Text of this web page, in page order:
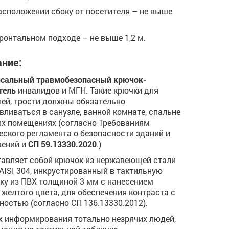
сбоку от посетителя – не выше
подходе – не выше 1,2 м.
травмобезопасный крючок-
инвалидов и МГН. Такие крючки для
трости должны обязательно
в санузле, ванной комнате, спальне
помещениях (согласно Требованиям
регламента о безопасности зданий и
и СП 59.13330.2020.)
собой крючок из нержавеющей стали
304, инкрустированный в тактильную
из ПВХ толщиной 3 мм с нанесением
цвета, для обеспечения контраста с
(согласно СП 136.13330.2012).
информирования тотально незрячих людей,